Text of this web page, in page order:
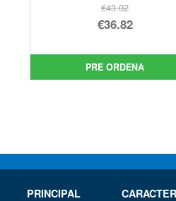
€43.02
El
original
era:
€36.82
precio
actual
PRE ORDENA
PRINCIPAL